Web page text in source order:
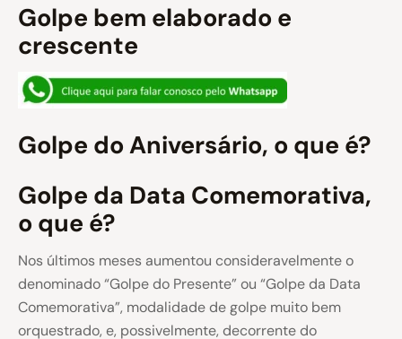
Golpe bem elaborado e
crescente
Golpe do Aniversário, o que é?
Golpe da Data Comemorativa,
o que é?
Nos últimos meses aumentou consideravelmente o
denominado “Golpe do Presente” ou “Golpe da Data
Comemorativa”, modalidade de golpe muito bem
orquestrado, e, possivelmente, decorrente do